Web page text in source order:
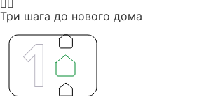
Три шага до нового дома